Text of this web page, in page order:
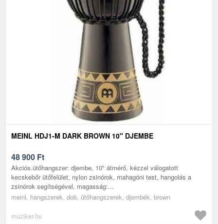
MEINL HDJ1-M DARK BROWN 10" DJEMBE
48 900 Ft
Akciós.ütőhangszer: djembe, 10" átmérő, kézzel válogatott
kecskebőr ütőfelület, nylon zsinórok, mahagóni test, hangolás a
zsinórok segítségével, magasság:...
meinl, hangszerek, dob, ütőhangszerek, djembék, brown
muziker.hu